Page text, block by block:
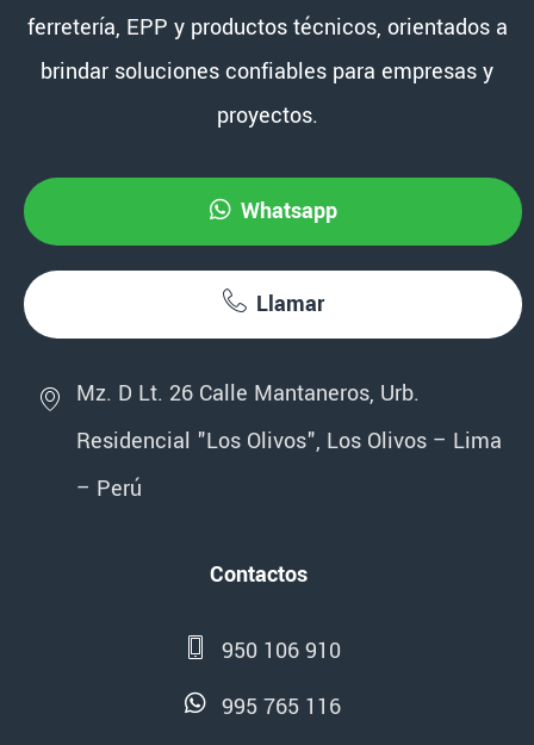
ferretería, EPP y productos técnicos, orientados a
brindar soluciones confiables para empresas y
proyectos.
Whatsapp
Llamar
Mz. D Lt. 26 Calle Mantaneros, Urb.
Residencial "Los Olivos", Los Olivos – Lima
– Perú
Contactos
950 106 910
995 765 116